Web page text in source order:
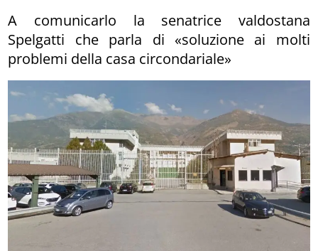
A comunicarlo la senatrice valdostana
Spelgatti che parla di «soluzione ai molti
problemi della casa circondariale»